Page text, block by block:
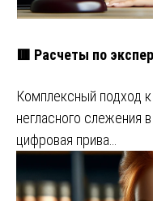
🟥 Расчеты по
Комплексный подход
негласного слежения
цифровая прива…